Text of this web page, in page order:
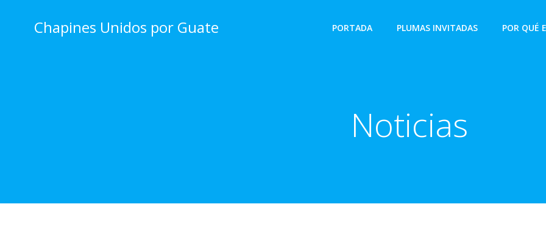
Chapines Unidos por Guate PORTADA PLUMAS INVITADAS POR QUÉ
Noticias